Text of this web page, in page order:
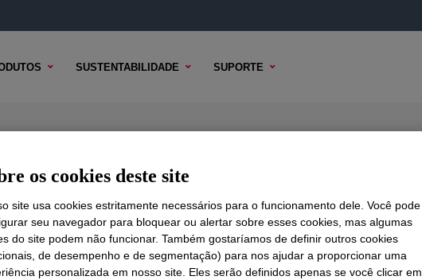
SUSTENTABILIDADE SUPORTE
Cellulose Ether
TÉCNICO OPÇÕES DE AMOSTRA OPÇÕES DE COMPRA
os cookies deste site
site usa cookies estritamente necessários para o funcionamento dele. Você pode
seu navegador para bloquear ou alertar sobre esses cookies, mas algumas
do site podem não funcionar. Também gostaríamos de definir outros cookies
de desempenho e de segmentação) para nos ajudar a proporcionar uma
personalizada em nosso site. Eles serão definidos apenas se você clicar em